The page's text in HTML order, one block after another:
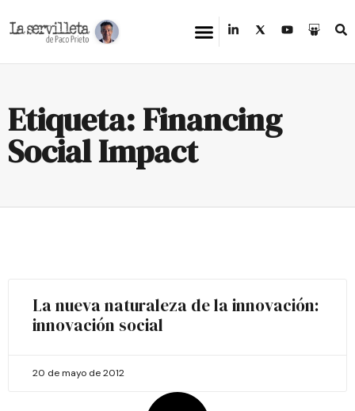
Etiqueta: Financing
Social Impact
La nueva naturaleza de la innovación:
innovación social
20 de mayo de 2012